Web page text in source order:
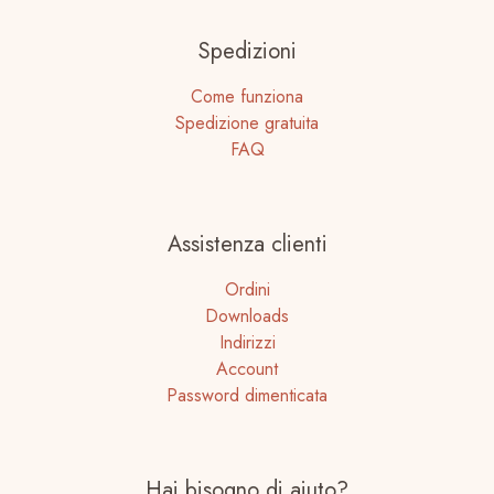
Spedizioni
Come funziona
Spedizione gratuita
FAQ
Assistenza clienti
Ordini
Downloads
Indirizzi
Account
Password dimenticata